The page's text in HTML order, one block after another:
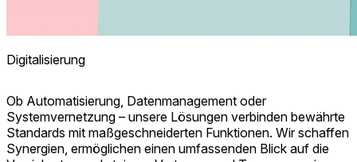
Digitalisierung
Ob Automatisierung, Datenmanagement oder
Systemvernetzung – unsere Lösungen verbinden bewährte
Standards mit maßgeschneiderten Funktionen. Wir schaffen
Synergien, ermöglichen einen umfassenden Blick auf die